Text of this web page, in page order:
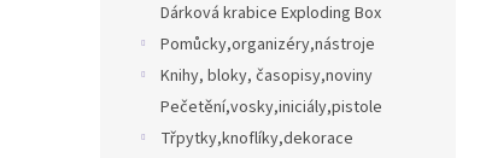
Dárková krabice Exploding Box
Pomůcky,organizéry,nástroje
Knihy, bloky, časopisy,noviny
Pečetění,vosky,iniciály,pistole
Třpytky,knoflíky,dekorace